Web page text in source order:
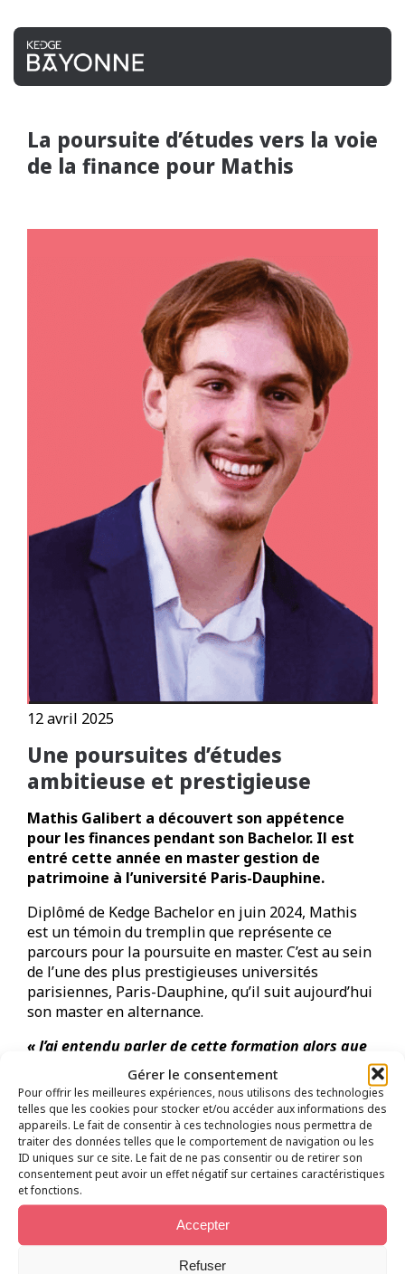
Gérer le consentement
Pour offrir les meilleures expériences, nous utilisons des technologies
telles que les cookies pour stocker et/ou accéder aux informations des
appareils. Le fait de consentir à ces technologies nous permettra de
traiter des données telles que le comportement de navigation ou les
ID uniques sur ce site. Le fait de ne pas consentir ou de retirer son
consentement peut avoir un effet négatif sur certaines caractéristiques
et fonctions.
Accepter
Refuser
La poursuite d’études vers la voie
de la finance pour Mathis
12 avril 2025
Une poursuites d’études
ambitieuse et prestigieuse
Mathis Galibert a découvert son appétence
pour les finances pendant son Bachelor. Il est
entré cette année en master gestion de
patrimoine à l’université Paris-Dauphine.
Diplômé de Kedge Bachelor en juin 2024, Mathis
est un témoin du tremplin que représente ce
parcours pour la poursuite en master. C’est au sein
de l’une des plus prestigieuses universités
parisiennes, Paris-Dauphine, qu’il suit aujourd’hui
son master en alternance.
« J’ai entendu parler de cette formation alors que
j’étais en troisième année, spécialité banque
finance, à Kedge Bordeaux », raconte l’étudiant,
qui a suivi ses deux premières années sur le
campus de Bayonne.Elles correspondaient à ce
vers quoi je voulais me spécialiser. J’avais déjà
découvert la finance d’entreprise lors de mon
alternance en 3e année à la Caisse des dépôts. Si
l’aspect technique me plaisait, il me manquait la
dimension relationnelle qu’offre la gestion de
patrimoine. »